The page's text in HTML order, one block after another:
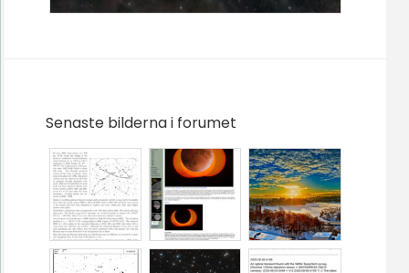
Senaste bilderna i forumet